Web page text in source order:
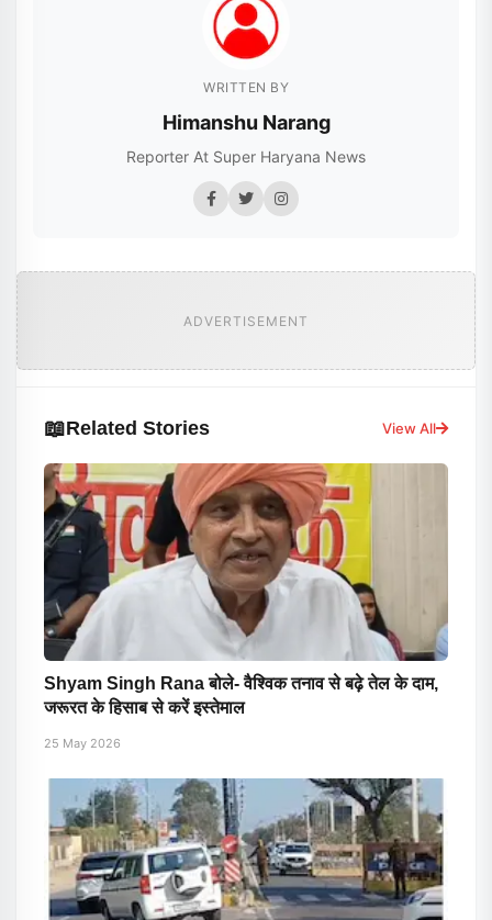
WRITTEN BY
Himanshu Narang
Reporter At Super Haryana News
ADVERTISEMENT
📖Related Stories View All
Shyam Singh Rana बोले- वैश्विक तनाव से बढ़े तेल के दाम,
जरूरत के हिसाब से करें इस्तेमाल
25 May 2026